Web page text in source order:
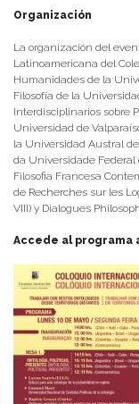
Organización
La organización del
Latinoamericana del
Humanidades de la
Filosofía de la
Interdisciplinarios sobre
Universidad de
la Universidad Austral
da Universidade Federal
Filosofia Francesa
de Recherches sur les
VIII) y Dialogues
Accede al programa